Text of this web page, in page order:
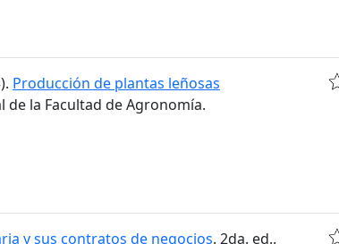
Producción de plantas leñosas
de la Facultad de Agronomía.
y sus contratos de negocios. 2da. ed..